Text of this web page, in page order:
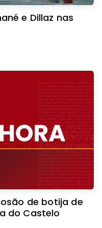
e Dillaz nas
de botija de
do Castelo